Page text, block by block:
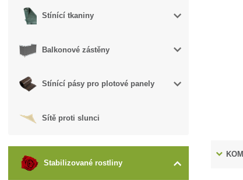
Stínící tkaniny
Balkonové zástěny
Stínící pásy pro plotové panely
Sítě proti slunci
Stabilizované rostliny